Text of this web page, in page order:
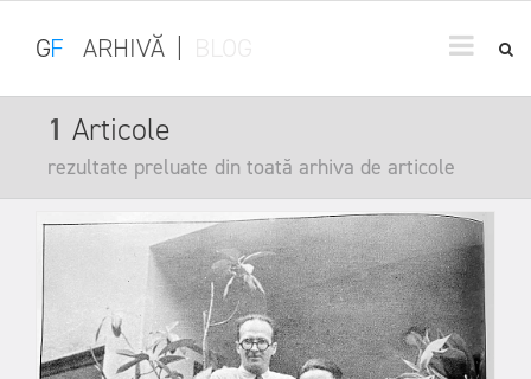
GF ARHIVĂ
1 Articole
rezultate preluate din toată arhiva de articole